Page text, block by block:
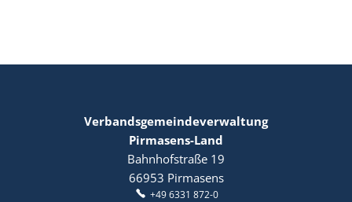
Verbandsgemeindeverwaltung
Pirmasens-Land
Bahnhofstraße 19
66953 Pirmasens
+49 6331 872-0